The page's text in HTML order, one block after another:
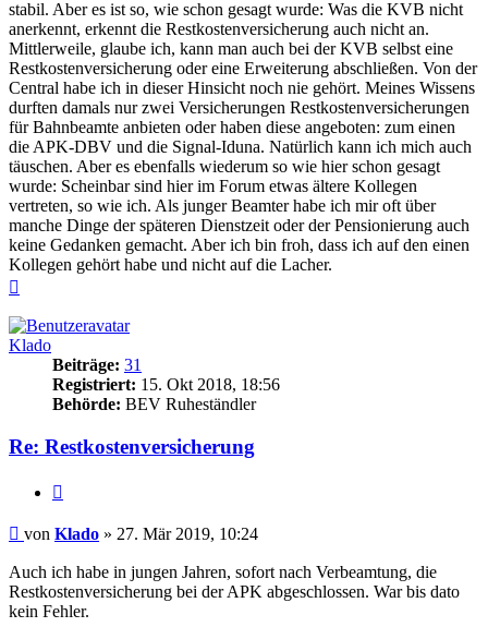
stabil. Aber es ist so, wie schon gesagt wurde: Was die KVB nicht
anerkennt, erkennt die Restkostenversicherung auch nicht an.
Mittlerweile, glaube ich, kann man auch bei der KVB selbst eine
Restkostenversicherung oder eine Erweiterung abschließen. Von der
Central habe ich in dieser Hinsicht noch nie gehört. Meines Wissens
durften damals nur zwei Versicherungen Restkostenversicherungen
für Bahnbeamte anbieten oder haben diese angeboten: zum einen
die APK-DBV und die Signal-Iduna. Natürlich kann ich mich auch
täuschen. Aber es ebenfalls wiederum so wie hier schon gesagt
wurde: Scheinbar sind hier im Forum etwas ältere Kollegen
vertreten, so wie ich. Als junger Beamter habe ich mir oft über
manche Dinge der späteren Dienstzeit oder der Pensionierung auch
keine Gedanken gemacht. Aber ich bin froh, dass ich auf den einen
Kollegen gehört habe und nicht auf die Lacher.
Klado
Beiträge: 31
Registriert: 15. Okt 2018, 18:56
Behörde: BEV Ruheständler
Re: Restkostenversicherung
Beitrag
von Klado » 27. Mär 2019, 10:24
Auch ich habe in jungen Jahren, sofort nach Verbeamtung, die
Restkostenversicherung bei der APK abgeschlossen. War bis dato
kein Fehler.